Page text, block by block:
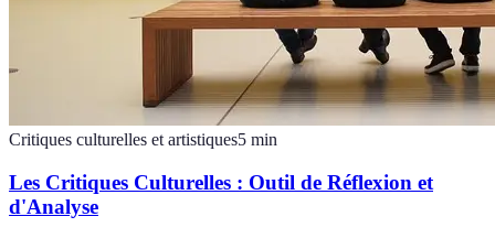
Critiques culturelles et artistiques5 min
Les Critiques Culturelles : Outil de Réflexion et
d'Analyse